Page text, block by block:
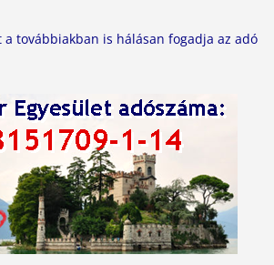
a továbbiakban is hálásan fogadja az adó